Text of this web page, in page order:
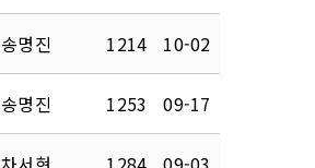
송명진 1214 10-02
송명진 1253 09-17